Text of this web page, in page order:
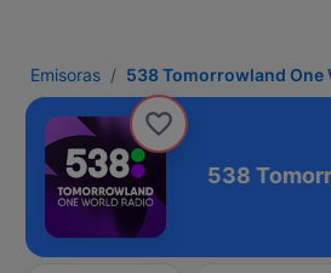
Emisoras 538 Tomorrowland One
Radio